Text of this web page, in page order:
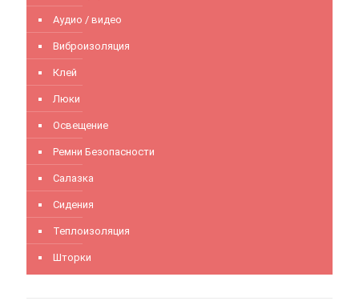
Аудио / видео
Виброизоляция
Клей
Люки
Освещение
Ремни Безопасности
Салазка
Сидения
Теплоизоляция
Шторки